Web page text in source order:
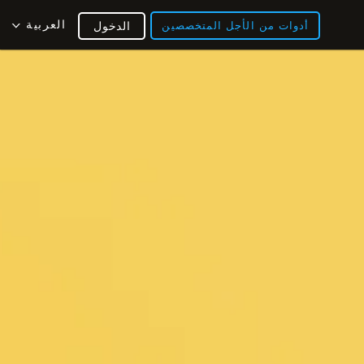
أدوات من الأجل المتخصصين العربية الدخول